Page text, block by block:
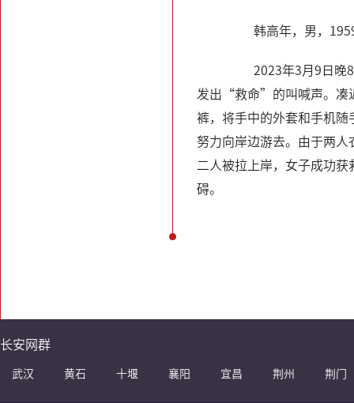
韩高年，男，1959
2023年3月9日晚8
发出“救命”的叫喊声。凑
裤，将手中的外套和手机随
努力向岸边游去。由于两
二人被拉上岸，女子成功
碍。
长安网群
武汉 黄石 十堰 襄阳 宜昌 荆州 荆门